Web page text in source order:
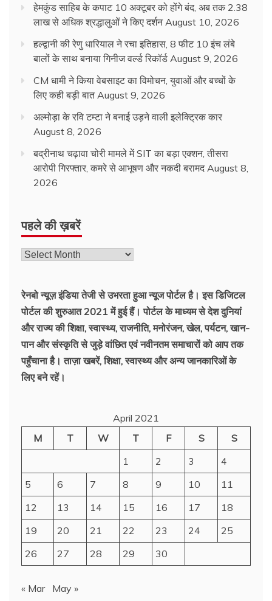
हेमकुंड साहिब के कपाट 10 अक्टूबर को होंगे बंद, अब तक 2.38
लाख से अधिक श्रद्धालुओं ने किए दर्शन August 10, 2026
हल्द्वानी की रेणु धारियाल ने रचा इतिहास, 8 फीट 10 इंच लंबे
बालों के साथ बनाया गिनीज वर्ल्ड रिकॉर्ड August 9, 2026
CM धामी ने किया वेबसाइट का विमोचन, युवाओं और बच्चों के
लिए कही बड़ी बात August 9, 2026
अल्मोड़ा के रवि टम्टा ने बनाई उड़ने वाली इलेक्ट्रिक कार
August 8, 2026
बद्रीनाथ चढ़ावा चोरी मामले में SIT का बड़ा एक्शन, तीसरा
आरोपी गिरफ्तार, कमरे से आभूषण और नकदी बरामद August 8,
2026
पहले की ख़बरें
रेनबो न्यूज़ इंडिया तेजी से उभरता हुआ न्‍यूज पोर्टल है। इस डिजिटल
पोर्टल की शुरुआत 2021 में हुई हैं। पोर्टल के माध्यम से देश दुनियां
और राज्य की शिक्षा, स्वास्थ्य, राजनीति, मनोरंजन, खेल, पर्यटन, खान-
पान और संस्कृति से जुड़े वांछित एवं नवीनतम समाचारों को आप तक
पहुँचाना है। ताज़ा खबरें, शिक्षा, स्वास्थ्य और अन्य जानकारिओं के
लिए बने रहें।
April 2021
M
T W T F S
S
1
2 3
4
5
6 7 8 9 10
11
12
13 14 15 16 17
18
19
20 21 22 23 24
25
26
27 28 29 30
« Mar May »